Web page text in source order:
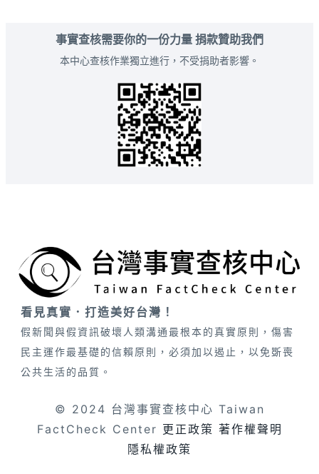
事實查核需要你的一份力量 捐款贊助我們
本中心查核作業獨立進行，不受捐助者影響。
看見真實．打造美好台灣！
假新聞與假資訊破壞人類溝通最根本的真實原則，傷害
民主運作最基礎的信賴原則，必須加以遏止，以免斲喪
公共生活的品質。
© 2024 台灣事實查核中心 Taiwan
FactCheck Center 更正政策 著作權聲明
隱私權政策